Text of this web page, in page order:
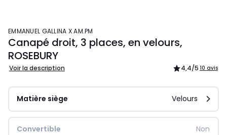
EMMANUEL GALLINA X AM.PM
Canapé droit, 3 places, en velours,
ROSEBURY
Voir la description 4,4/5 10 avis
Matière siège Velours
Convertible Non